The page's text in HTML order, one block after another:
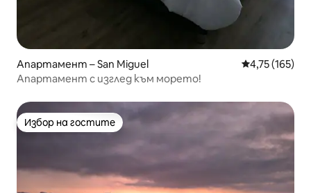
Апартамент – San Miguel Средна
4,75 (165)
Апартамент с изглед към морето!
Избор на гостите
Избор на гостите